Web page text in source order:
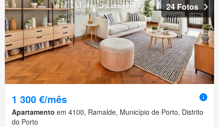
24 Fotos
1 300 €/mês
Apartamento em 4100, Ramalde, Município de Porto, Distrito
do Porto